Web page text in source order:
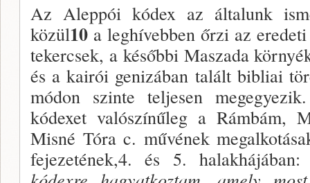
Az Aleppói kódex az általunk
közül10 a leghívebben őrzi az
tekercsek, a későbbi Maszada
és a kairói genizában talált bibliai
módon szinte teljesen
kódexet valószínűleg a Rámbám,
Misné Tóra c. művének
fejezetének,4. és 5.